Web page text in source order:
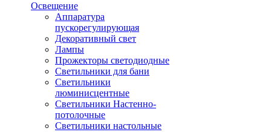
Освещение
Аппаратура
пускорегулирующая
Декоративный свет
Лампы
Прожекторы светодиодные
Светильники для бани
Светильники
люминисцентные
Светильники Настенно-
потолочные
Светильники настольные